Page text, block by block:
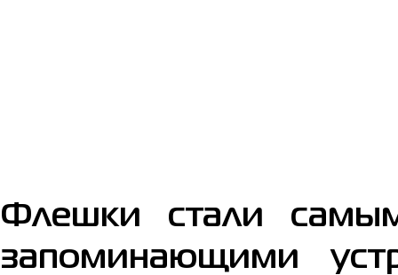
Флешки стали
запоминающими